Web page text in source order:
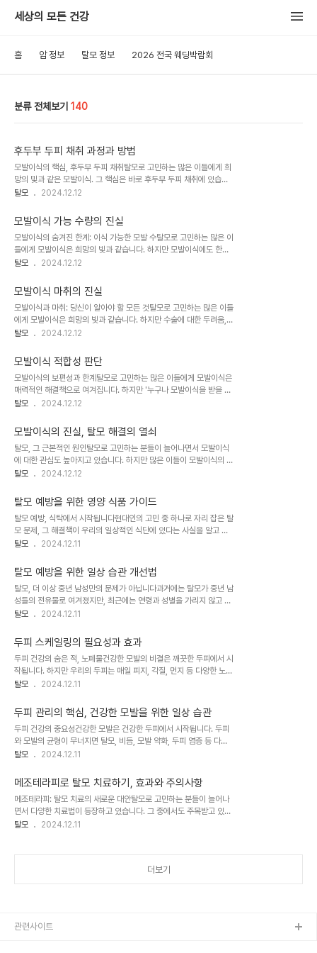
세상의 모든 건강
홈 암 정보 탈모 정보 2026 전국 웨딩박람회
분류 전체보기 140
후두부 두피 채취 과정과 방법
모발이식의 핵심, 후두부 두피 채취탈모로 고민하는 많은 이들에게 희
망의 빛과 같은 모발이식. 그 핵심은 바로 후두부 두피 채취에 있습니
다. 이 과정은 마치 정원사가 건강한 나무를 옮겨 심기 위해 뿌리째 파
씬 더 섬세하고 복잡합니다. 후두부 두피 채취는 어떻게 이루어지며,
어떤 특징이 있을까요?후두부 두피 채취의 기본 원리모발이식에서 후
두부 두피 채취는 탈모에 강한 후두부의 모발을 이용해 탈모가 진행된
부위에 새로운 모발을 심는 과정의 첫 단계입니다. 이 과정에서 가장
중요한 것은 건강한 모낭을 손상 없이 채취하는 것입니다. 후두부 두피
는 방식으로 이루어집니다. 이..
탈모 2024.12.12
모발이식 가능 수량의 진실
모발이식의 숨겨진 한계: 이식 가능한 모발 수탈모로 고민하는 많은 이
들에게 모발이식은 희망의 빛과 같습니다. 하지만 모발이식에도 한계
가 있다는 사실, 알고 계셨나요? 바로 이식할 수 있는 모발의 수에 제
알아야 할 중요한 정보입니다.인종별 두피 모발 수의 차이모발이식 가
능 수량을 이해하기 위해서는 먼저 두피 전체의 모발 수를 알아야 합니
다. 흥미롭게도, 이 수치는 인종에 따라 상당한 차이를 보입니다. 서양
인의 경우 평균적으로 10만에서 15만 개의 모발을 가지고 있습니다.
반면 동양인은 이보다 적은 7만에서 8만 개의 모발을 가지고 있습니
의 모발이식 가능 수량동양인의 경우..
탈모 2024.12.12
모발이식 마취의 진실
모발이식과 마취: 당신이 알아야 할 모든 것탈모로 고민하는 많은 이들
에게 모발이식은 희망의 빛과 같습니다. 하지만 수술에 대한 두려움,
특히 마취에 대한 걱정으로 망설이는 분들이 많습니다. 과연 모발이식
더 안전한 방법이 있을까요?모발이식 마취의 기본: 국소마취모발이식
시술에서 가장 일반적으로 사용되는 마취 방법은 바로 국소마취입니
다. 이는 치과 치료에서 흔히 사용되는 마취 방법과 유사합니다. 국소
마취는 시술 부위에만 제한적으로 마취 효과를 주기 때문에, 전신에 영
향을 미치는 전신마취에 비해 안전성이 높습니다. 모발이식은 두피 표
분한 통증 관리가 가능합니다.국소마취의 장점: 안..
탈모 2024.12.12
모발이식 적합성 판단
모발이식의 보편성과 한계탈모로 고민하는 많은 이들에게 모발이식은
매력적인 해결책으로 여겨집니다. 하지만 '누구나 모발이식을 받을 수
있다'는 말은 사실이 아닙니다. 모발이식은 개인의 건강 상태와 모발
고려하고 있다면, 먼저 자신의 상태를 정확히 파악하는 것이 중요합니
다.모발이식 전 필수 건강 체크모발이식은 외과적 시술이므로, 환자의
전반적인 건강 상태가 중요합니다. 수술 전 반드시 확인해야 할 사항들
이 있습니다. 출혈 경향, 당뇨병, 고혈압, 간질환, 심장질환 등의 기저
질환 여부를 확인하기 위해 혈액 검사를 포함한 종합적인 건강 검진이
으며, 수술 후 회복에도 영향을 미칠..
탈모 2024.12.12
모발이식의 진실, 탈모 해결의 열쇠
탈모, 그 근본적인 원인탈모로 고민하는 분들이 늘어나면서 모발이식
에 대한 관심도 높아지고 있습니다. 하지만 많은 이들이 모발이식의 원
리와 효과에 대해 잘못 알고 있는 경우가 많습니다. 과연 모발이식은
성형 탈모의 핵심은 '밭'이 아닌 '나무'에 있습니다. 즉, 모발이 자라나
는 두피의 상태가 아니라 모발 자체의 특성이 문제라는 것입니다. 이는
탈모 치료에 있어 매우 중요한 개념으로, 모발이식의 효과를 이해하는
데 핵심이 됩니다.모발이식의 원리와 효과모발이식은 탈모에 강한 후
두부의 건강한 모발을 탈모가 진행된 전두부로 이식하는 방법입니다.
것과 같습니다. 건강한 모발은 이..
탈모 2024.12.12
탈모 예방을 위한 영양 식품 가이드
탈모 예방, 식탁에서 시작됩니다현대인의 고민 중 하나로 자리 잡은 탈
모 문제, 그 해결책이 우리의 일상적인 식단에 있다는 사실을 알고 계
셨나요? 탈모 예방을 위한 영양 식품은 단순히 모발 건강뿐만 아니라
통해 탈모를 예방하고 건강한 모발을 유지하는 방법에 대해 자세히 알
아보겠습니다.탈모 예방의 핵심, 단백질과 비타민탈모 예방을 위해서
는 단백질과 비타민이 풍부한 식품을 섭취하는 것이 중요합니다. 특히
달걀은 탈모 예방에 탁월한 효과를 보이는 식품 중 하나입니다. 달걀에
는 모발 성장에 필수적인 단백질과 비타민 B군, 특히 비오틴이 풍부하
질의 생성을 촉진하여 모발을 강화하고 ..
탈모 2024.12.11
탈모 예방을 위한 일상 습관 개선법
탈모, 더 이상 중년 남성만의 문제가 아닙니다과거에는 탈모가 중년 남
성들의 전유물로 여겨졌지만, 최근에는 연령과 성별을 가리지 않고 발
생하는 보편적인 건강 문제로 대두되고 있습니다. 국내 통계에 따르면
대인의 스트레스, 불규칙한 생활 습관, 환경오염 등 다양한 요인이 복
합적으로 작용한 결과로 볼 수 있습니다. 이러한 상황에서 탈모 예방을
위한 일상 습관의 개선이 그 어느 때보다 중요해졌습니다.두피 타입에
맞는 올바른 세정 방법탈모 예방의 첫 걸음은 자신의 두피 타입을 정확
히 파악하고, 그에 맞는 세정 방법을 실천하는 것입니다. 두피 타입은
택과 세정 방법이 다릅니다...
탈모 2024.12.11
두피 스케일링의 필요성과 효과
두피 건강의 숨은 적, 노폐물건강한 모발의 비결은 깨끗한 두피에서 시
작됩니다. 하지만 우리의 두피는 매일 피지, 각질, 먼지 등 다양한 노폐
물에 노출됩니다. 이러한 노폐물은 두피를 최악의 상태로 만드는 주범
위해서는 노폐물 제거가 필수적입니다. 이를 위한 가장 효과적인 방법
중 하나가 바로 '두피 스케일링'입니다.두피 스케일링의 정의와 중요성
두피 스케일링은 두피에 쌓인 피지, 각질, 비듬 등의 노폐물을 전문적
으로 제거하는 과정을 말합니다. 일반적인 샴푸만으로는 제거하기 어
려운 깊숙이 박힌 노폐물까지 효과적으로 제거할 수 있어, 두피 건강
제거하는 것에 그치지 않고, 탈모..
탈모 2024.12.11
두피 관리의 핵심, 건강한 모발을 위한 일상 습관
두피 건강의 중요성건강한 모발은 건강한 두피에서 시작됩니다. 두피
와 모발의 균형이 무너지면 탈모, 비듬, 모발 약화, 두피 염증 등 다양
한 문제가 발생할 수 있습니다. 이러한 문제들은 단순히 외모적인 고민
매우 중요합니다. 이 글에서는 건강한 두피와 모발을 위한 효과적인 관
리 방법을 상세히 알아보겠습니다.올바른 두피 세정: 건강한 모발의 시
작두피 관리의 기본은 올바른 세정에서 시작됩니다. 많은 사람들이 샴
푸를 단순히 머리를 깨끗이 하는 과정으로만 여기지만, 실제로는 두피
건강에 직접적인 영향을 미치는 중요한 단계입니다. 올바른 샴푸 방법
탈모 2024.12.11
메조테라피로 탈모 치료하기, 효과와 주의사항
메조테라피: 탈모 치료의 새로운 대안탈모로 고민하는 분들이 늘어나
면서 다양한 치료법이 등장하고 있습니다. 그 중에서도 주목받고 있는
방법이 바로 '메조테라피'입니다. 메조테라피는 탈모 증상이 있는 두피
어로 '중간'을 의미하는 '메조'에서 유래한 용어입니다. 이 치료법은 두
이러한 성분들이 모근에 직접 전달되어 탈..
탈모 2024.12.11
더보기
관련사이트